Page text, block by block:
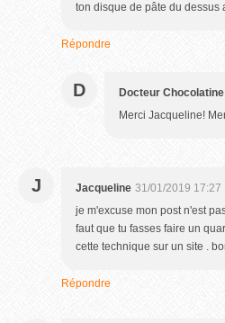
ton disque de pâte du dessus
Répondre
D Docteur Chocolatine
Merci Jacqueline!
J Jacqueline 31/01/2019 17:27
je m'excuse mon post n'est
faut que tu fasses faire un
cette technique sur un site .
Répondre